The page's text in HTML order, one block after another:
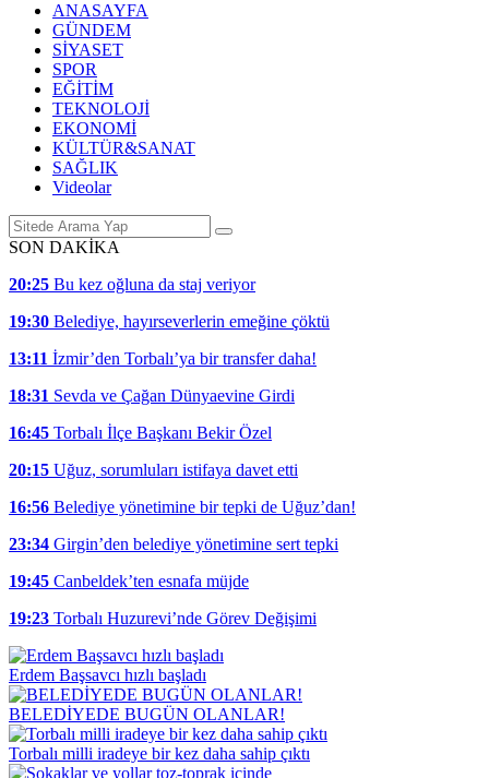
ANASAYFA
GÜNDEM
SİYASET
SPOR
EĞİTİM
TEKNOLOJİ
EKONOMİ
KÜLTÜR&SANAT
SAĞLIK
Videolar
SON DAKİKA
20:25 Bu kez oğluna da staj veriyor
19:30 Belediye, hayırseverlerin emeğine çöktü
13:11 İzmir’den Torbalı’ya bir transfer daha!
18:31 Sevda ve Çağan Dünyaevine Girdi
16:45 Torbalı İlçe Başkanı Bekir Özel
20:15 Uğuz, sorumluları istifaya davet etti
16:56 Belediye yönetimine bir tepki de Uğuz’dan!
23:34 Girgin’den belediye yönetimine sert tepki
19:45 Canbeldek’ten esnafa müjde
19:23 Torbalı Huzurevi’nde Görev Değişimi
Erdem Başsavcı hızlı başladı
BELEDİYEDE BUGÜN OLANLAR!
Torbalı milli iradeye bir kez daha sahip çıktı